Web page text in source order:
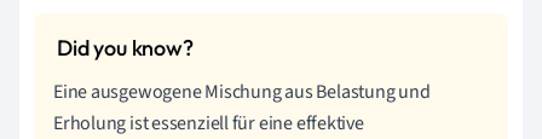
Eine ausgewogene Mischung aus Belastung und
Erholung ist essenziell für eine effektive